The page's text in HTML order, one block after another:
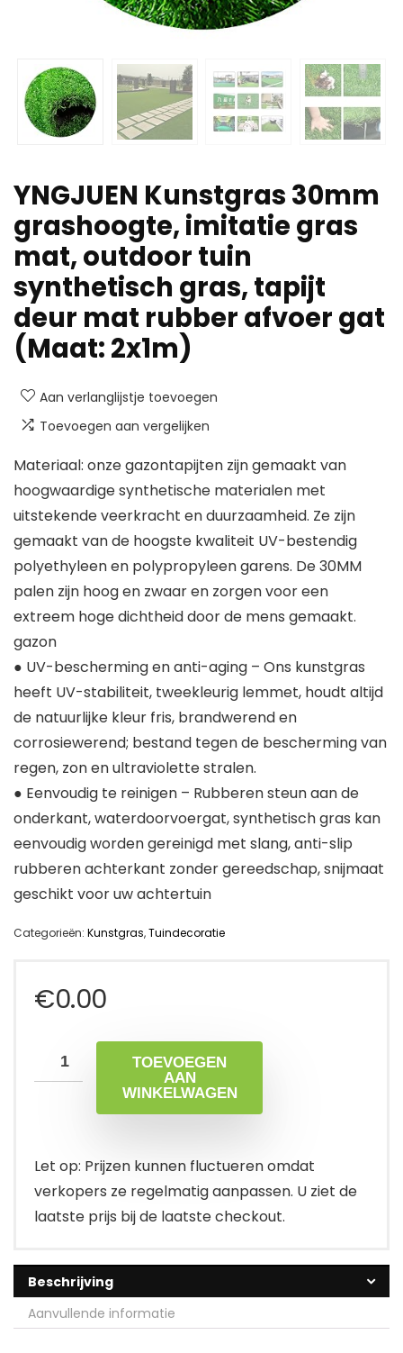
YNGJUEN Kunstgras 30mm
grashoogte, imitatie gras
mat, outdoor tuin
synthetisch gras, tapijt
deur mat rubber afvoer gat
(Maat: 2x1m)
Aan verlanglijstje toevoegen
Toevoegen aan vergelijken
Materiaal: onze gazontapijten zijn gemaakt van
hoogwaardige synthetische materialen met
uitstekende veerkracht en duurzaamheid. Ze zijn
gemaakt van de hoogste kwaliteit UV-bestendig
polyethyleen en polypropyleen garens. De 30MM
palen zijn hoog en zwaar en zorgen voor een
extreem hoge dichtheid door de mens gemaakt.
gazon
● UV-bescherming en anti-aging – Ons kunstgras
heeft UV-stabiliteit, tweekleurig lemmet, houdt altijd
de natuurlijke kleur fris, brandwerend en
corrosiewerend; bestand tegen de bescherming van
regen, zon en ultraviolette stralen.
● Eenvoudig te reinigen – Rubberen steun aan de
onderkant, waterdoorvoergat, synthetisch gras kan
eenvoudig worden gereinigd met slang, anti-slip
rubberen achterkant zonder gereedschap, snijmaat
geschikt voor uw achtertuin
Categorieën: Kunstgras,Tuindecoratie
€0.00
TOEVOEGEN
AAN
WINKELWAGEN
Let op: Prijzen kunnen fluctueren omdat
verkopers ze regelmatig aanpassen. U ziet de
laatste prijs bij de laatste checkout.
Beschrijving
Aanvullende informatie